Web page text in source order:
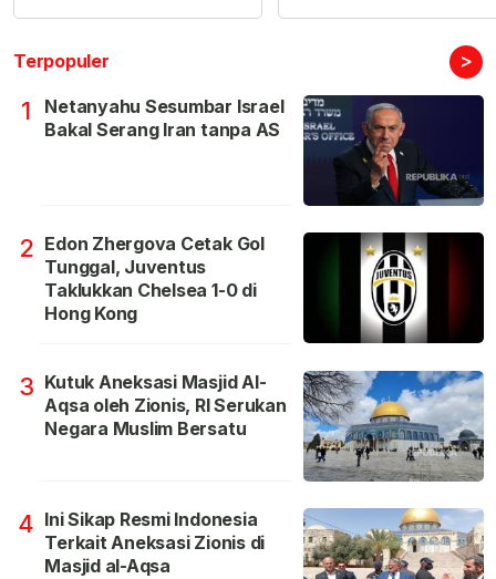
Terpopuler >
1
Netanyahu Sesumbar Israel
Bakal Serang Iran tanpa AS
2 Edon Zhergova Cetak Gol
Tunggal, Juventus
Taklukkan Chelsea 1-0 di
Hong Kong
3 Kutuk Aneksasi Masjid Al-
Aqsa oleh Zionis, RI Serukan
Negara Muslim Bersatu
4 Ini Sikap Resmi Indonesia
Terkait Aneksasi Zionis di
Masjid al-Aqsa